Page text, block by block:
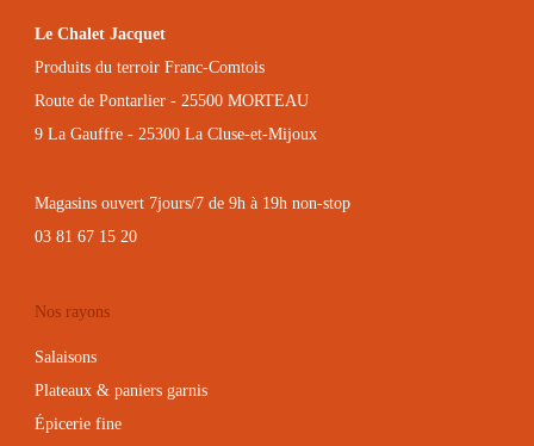
Le Chalet Jacquet
Produits du terroir Franc-Comtois
Route de Pontarlier - 25500 MORTEAU
9 La Gauffre - 25300 La Cluse-et-Mijoux
Magasins ouvert 7jours/7 de 9h à 19h non-stop
03 81 67 15 20
Nos rayons
Salaisons
Plateaux & paniers garnis
Épicerie fine